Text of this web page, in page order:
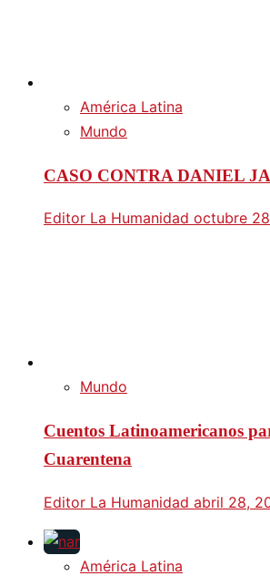
América Latina
Mundo
CASO CONTRA DANIEL
Editor La Humanidad octubre
Mundo
Cuentos Latinoamericanos
Cuarentena
Editor La Humanidad abril 28,
América Latina